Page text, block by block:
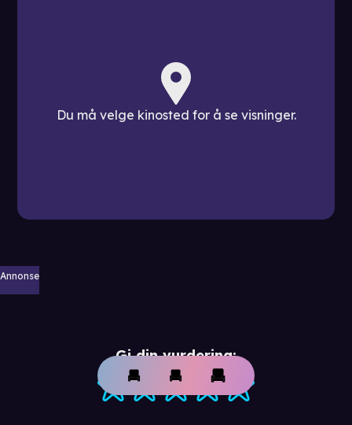
Du må velge kinosted for å se visninger.
Annonse
Gi din vurdering: